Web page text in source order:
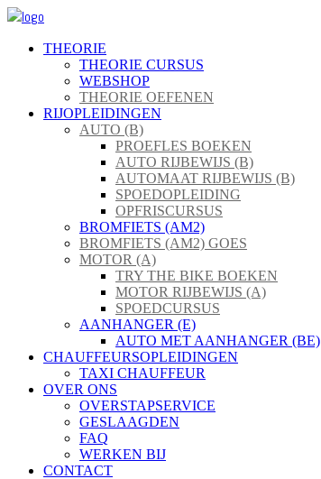
THEORIE
THEORIE CURSUS
WEBSHOP
THEORIE OEFENEN
RIJOPLEIDINGEN
AUTO (B)
PROEFLES BOEKEN
AUTO RIJBEWIJS (B)
AUTOMAAT RIJBEWIJS (B)
SPOEDOPLEIDING
OPFRISCURSUS
BROMFIETS (AM2)
BROMFIETS (AM2) GOES
MOTOR (A)
TRY THE BIKE BOEKEN
MOTOR RIJBEWIJS (A)
SPOEDCURSUS
AANHANGER (E)
AUTO MET AANHANGER (BE)
CHAUFFEURSOPLEIDINGEN
TAXI CHAUFFEUR
OVER ONS
OVERSTAPSERVICE
GESLAAGDEN
FAQ
WERKEN BIJ
CONTACT